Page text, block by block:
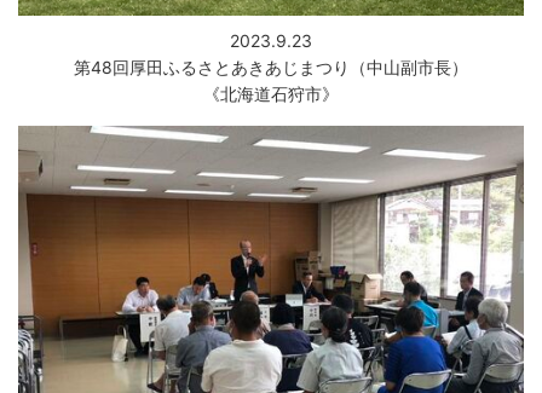
2023.9.23
第48回厚田ふるさとあきあじまつり（中山副市長）
《北海道石狩市》